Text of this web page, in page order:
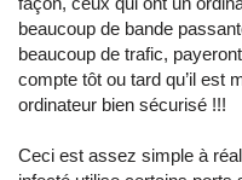
beaucoup de bande
beaucoup de trafic,
compte tôt ou tard qu’il est
ordinateur bien sécurisé !!!
Ceci est assez simple à